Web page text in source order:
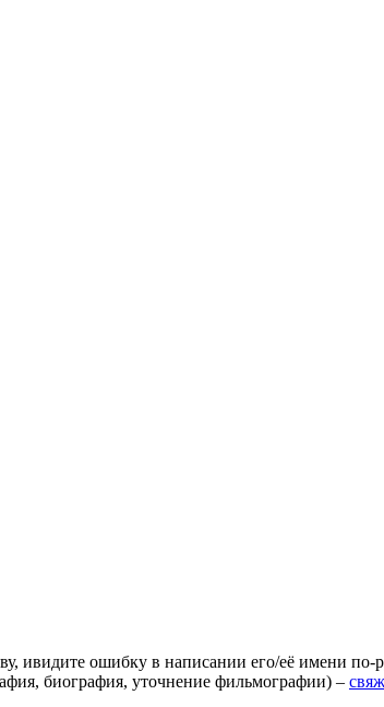
ивидите ошибку в написании его/её имени по-
биография, уточнение фильмографии) –